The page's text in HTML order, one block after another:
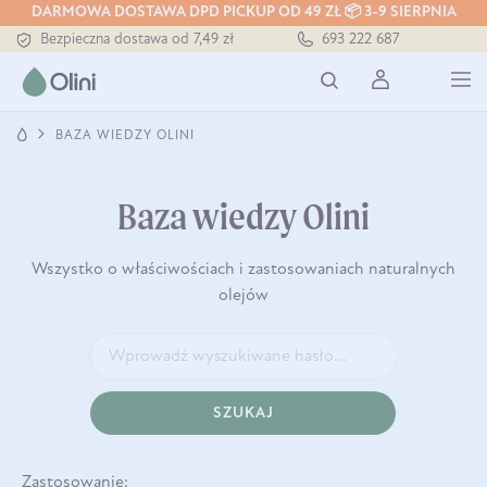
DARMOWA DOSTAWA DPD PICKUP OD 49 ZŁ 📦 3-9 SIERPNIA
Tłoczony zawsze na zimno
Bezpieczna dostawa od 7,49 zł
Tłoczony zawsze na zimno
693 222 687
BAZA WIEDZY OLINI
Baza wiedzy Olini
Wszystko o właściwościach i zastosowaniach naturalnych
olejów
SZUKAJ
Zastosowanie: